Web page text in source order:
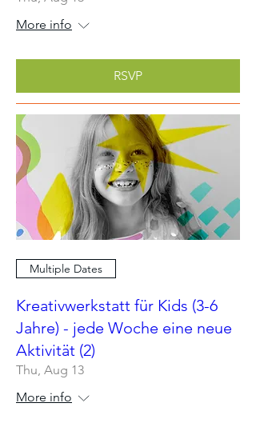
More info
RSVP
Multiple Dates
Kreativwerkstatt für Kids (3-6
Jahre) - jede Woche eine neue
Aktivität (2)
Thu, Aug 13
More info